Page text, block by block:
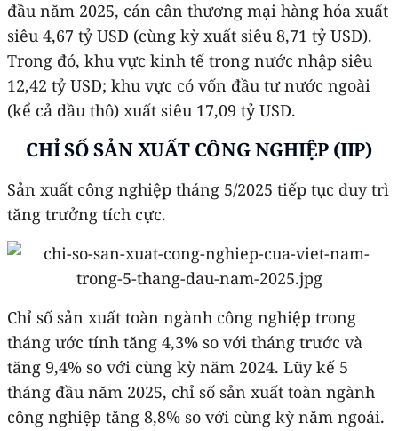
đầu năm 2025, cán cân thương mại hàng hóa xuất
siêu 4,67 tỷ USD (cùng kỳ xuất siêu 8,71 tỷ USD).
Trong đó, khu vực kinh tế trong nước nhập siêu
12,42 tỷ USD; khu vực có vốn đầu tư nước ngoài
(kể cả dầu thô) xuất siêu 17,09 tỷ USD.
CHỈ SỐ SẢN XUẤT CÔNG NGHIỆP (IIP)
Sản xuất công nghiệp tháng 5/2025 tiếp tục duy trì
tăng trưởng tích cực.
Chỉ số sản xuất toàn ngành công nghiệp trong
tháng ước tính tăng 4,3% so với tháng trước và
tăng 9,4% so với cùng kỳ năm 2024. Lũy kế 5
tháng đầu năm 2025, chỉ số sản xuất toàn ngành
công nghiệp tăng 8,8% so với cùng kỳ năm ngoái.